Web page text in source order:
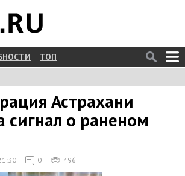
ТОП
Астрахани
сигнал о раненом
0 496